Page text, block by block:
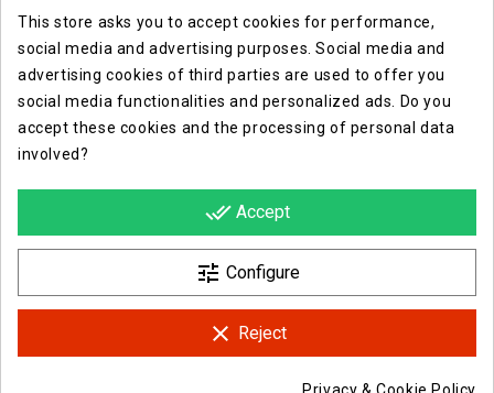
Contact Info
Opera E Lirica Events Agency
FacebookInstagram
This store asks you to accept cookies for performance,
social media and advertising purposes. Social media and
advertising cookies of third parties are used to offer you
social media functionalities and personalized ads. Do you
accept these cookies and the processing of personal data
involved?
done_all Accept
tune Configure
clear Reject